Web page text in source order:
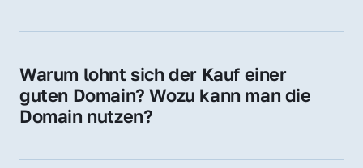
Sie erhalten alle Rechte zur Nutzung,
Domain.
Warum lohnt sich der Kauf einer
guten Domain? Wozu kann man die
Domain nutzen?